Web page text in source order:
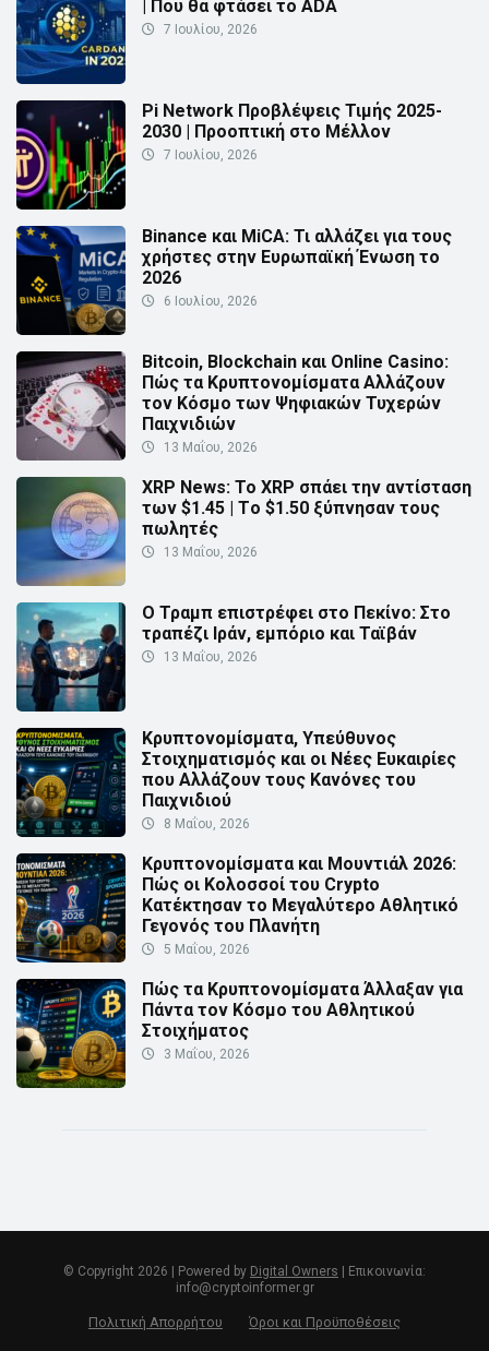
| Που θα φτάσει το ADA
7 Ιουλίου, 2026
Pi Network Προβλέψεις Τιμής 2025-
2030 | Προοπτική στο Μέλλον
7 Ιουλίου, 2026
Binance και MiCA: Τι αλλάζει για τους
χρήστες στην Ευρωπαϊκή Ένωση το
2026
6 Ιουλίου, 2026
Bitcoin, Blockchain και Online Casino:
Πώς τα Κρυπτονομίσματα Αλλάζουν
τον Κόσμο των Ψηφιακών Τυχερών
Παιχνιδιών
13 Μαΐου, 2026
XRP News: Το XRP σπάει την αντίσταση
των $1.45 | Τo $1.50 ξύπνησαν τους
πωλητές
13 Μαΐου, 2026
Ο Τραμπ επιστρέφει στο Πεκίνο: Στο
τραπέζι Ιράν, εμπόριο και Ταϊβάν
13 Μαΐου, 2026
Κρυπτονομίσματα, Υπεύθυνος
Στοιχηματισμός και οι Νέες Ευκαιρίες
που Αλλάζουν τους Κανόνες του
Παιχνιδιού
8 Μαΐου, 2026
Κρυπτονομίσματα και Μουντιάλ 2026:
Πώς οι Κολοσσοί του Crypto
Κατέκτησαν το Μεγαλύτερο Αθλητικό
Γεγονός του Πλανήτη
5 Μαΐου, 2026
Πώς τα Κρυπτονομίσματα Άλλαξαν για
Πάντα τον Κόσμο του Αθλητικού
Στοιχήματος
3 Μαΐου, 2026
© Copyright 2026 | Powered by Digital Οwners | Επικοινωνία:
info@cryptoinformer.gr
Πολιτική Απορρήτου Όροι και Προϋποθέσεις